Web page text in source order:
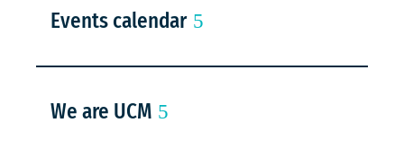
Events calendar
We are UCM